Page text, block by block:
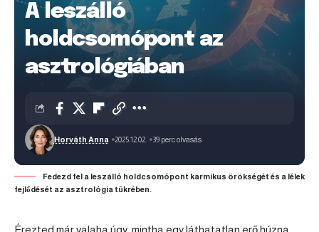
A leszálló
holdcsomópont az
asztrológiában
Horváth Anna 2025.12.02. 39 perc olvasás
Fedezd fel a leszálló holdcsomópont karmikus örökségét és a lélek
fejlődését az asztrológia tükrében.
Érezted már valaha úgy, mintha egy láthatatlan erő húzna